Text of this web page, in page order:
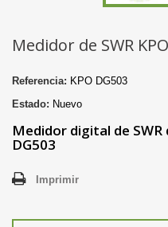
Medidor de SWR
Referencia: KPO DG503
Estado: Nuevo
Medidor digital de SWR
DG503
Imprimir